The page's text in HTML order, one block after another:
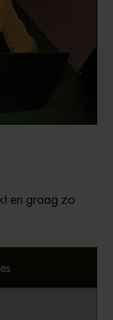
en graag zo